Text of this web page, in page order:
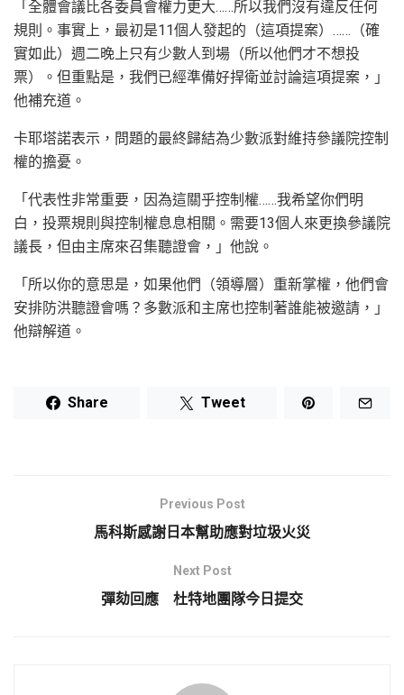
「全體會議比各委員會權力更大……所以我們沒有違反任何
規則。事實上，最初是11個人發起的（這項提案）……（確
實如此）週二晚上只有少數人到場（所以他們才不想投
票）。但重點是，我們已經準備好捍衛並討論這項提案，」
他補充道。
卡耶塔諾表示，問題的最終歸結為少數派對維持參議院控制
權的擔憂。
「代表性非常重要，因為這關乎控制權……我希望你們明
白，投票規則與控制權息息相關。需要13個人來更換參議院
議長，但由主席來召集聽證會，」他說。
「所以你的意思是，如果他們（領導層）重新掌權，他們會
安排防洪聽證會嗎？多數派和主席也控制著誰能被邀請，」
他辯解道。
Share Tweet
Previous Post
馬科斯感謝日本幫助應對垃圾火災
Next Post
彈劾回應 杜特地團隊今日提交